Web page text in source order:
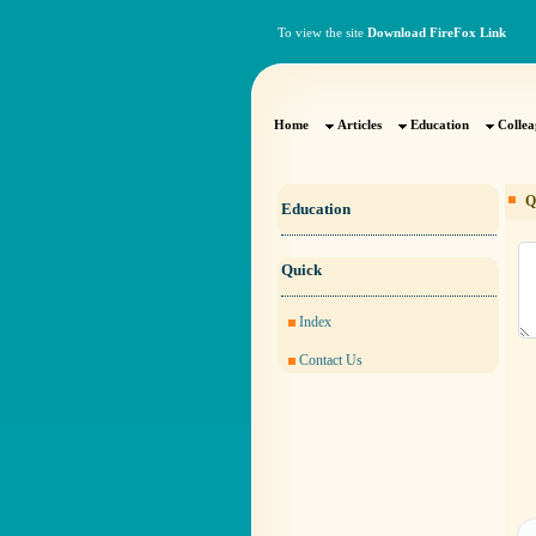
To view the site Download FireFox Link
Home Articles Education
Education
Quick
Index
Contact Us